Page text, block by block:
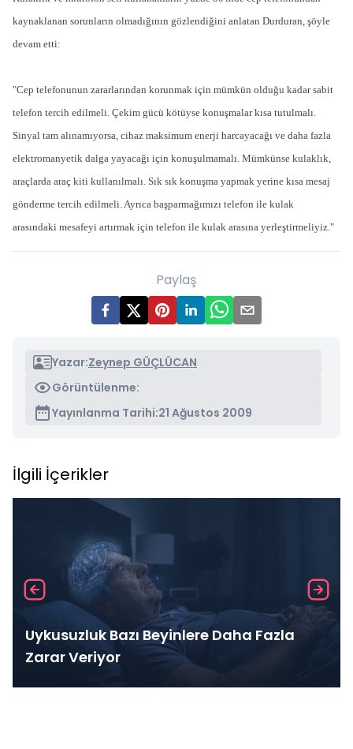
kaynaklanan sorunların olmadığının gözlendiğini anlatan Durduran, şöyle
devam etti:
"Cep telefonunun zararlarından korunmak için mümkün olduğu kadar sabit
telefon tercih edilmeli. Çekim gücü kötüyse konuşmalar kısa tutulmalı.
Sinyal tam alınamıyorsa, cihaz maksimum enerji harcayacağı ve daha fazla
elektromanyetik dalga yayacağı için konuşulmamalı. Mümkünse kulaklık,
araçlarda araç kiti kullanılmalı. Sık sık konuşma yapmak yerine kısa mesaj
gönderme tercih edilmeli. Ayrıca başparmağımızı telefon ile kulak
arasındaki mesafeyi artırmak için telefon ile kulak arasına yerleştirmeliyiz."
Paylaş
Yazar:Zeynep GÜÇLÜCAN
Görüntülenme:
Yayınlanma Tarihi:21 Ağustos 2009
İlgili İçerikler
Uykusuzluk Bazı Beyinlere Daha Fazla
Zarar Veriyor